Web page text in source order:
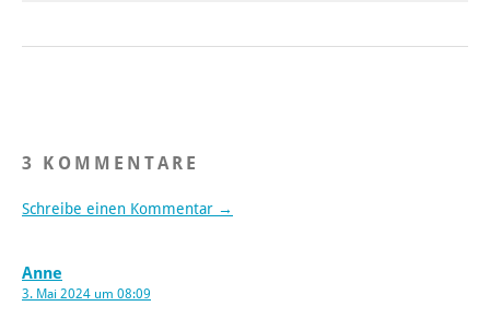
3 KOMMENTARE
Schreibe einen Kommentar →
Anne
3. Mai 2024 um 08:09